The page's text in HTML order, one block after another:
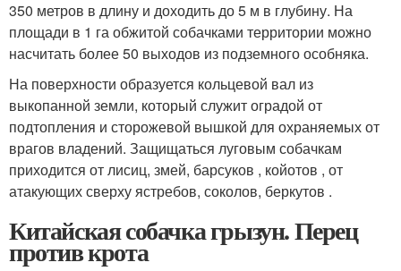
350 метров в длину и доходить до 5 м в глубину. На
площади в 1 га обжитой собачками территории можно
насчитать более 50 выходов из подземного особняка.
На поверхности образуется кольцевой вал из
выкопанной земли, который служит оградой от
подтопления и сторожевой вышкой для охраняемых от
врагов владений. Защищаться луговым собачкам
приходится от лисиц, змей, барсуков , койотов , от
атакующих сверху ястребов, соколов, беркутов .
Китайская собачка грызун. Перец
против крота